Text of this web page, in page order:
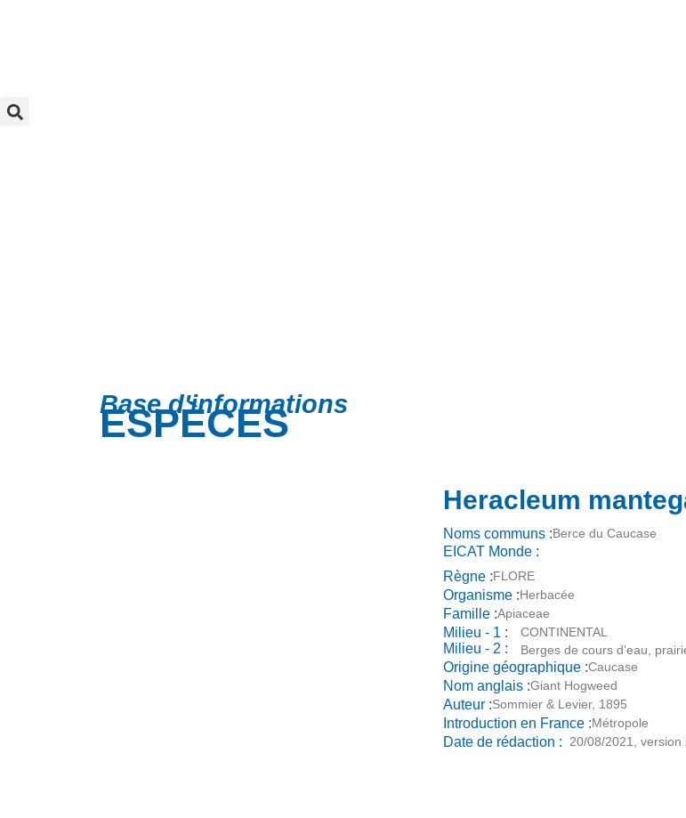
Base d'informations
ESPÈCES
Heracleum
Noms communs :Berce du Caucase
EICAT Monde :
Règne :FLORE
Organisme :Herbacée
Famille :Apiaceae
Milieu - 1 : CONTINENTAL
Milieu - 2 : Berges de cours d’eau,
Origine géographique :Caucase
Nom anglais :Giant Hogweed
Auteur :Sommier & Levier, 1895
Introduction en France :Métropole
Date de rédaction : 20/08/2021, version